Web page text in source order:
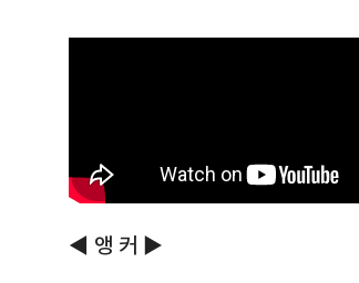
◀ 앵 커 ▶